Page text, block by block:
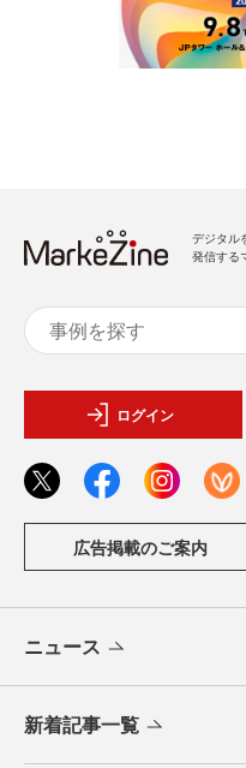
デジタル
発信する
ログイン
広告掲載のご案内
ニュース
新着記事一覧